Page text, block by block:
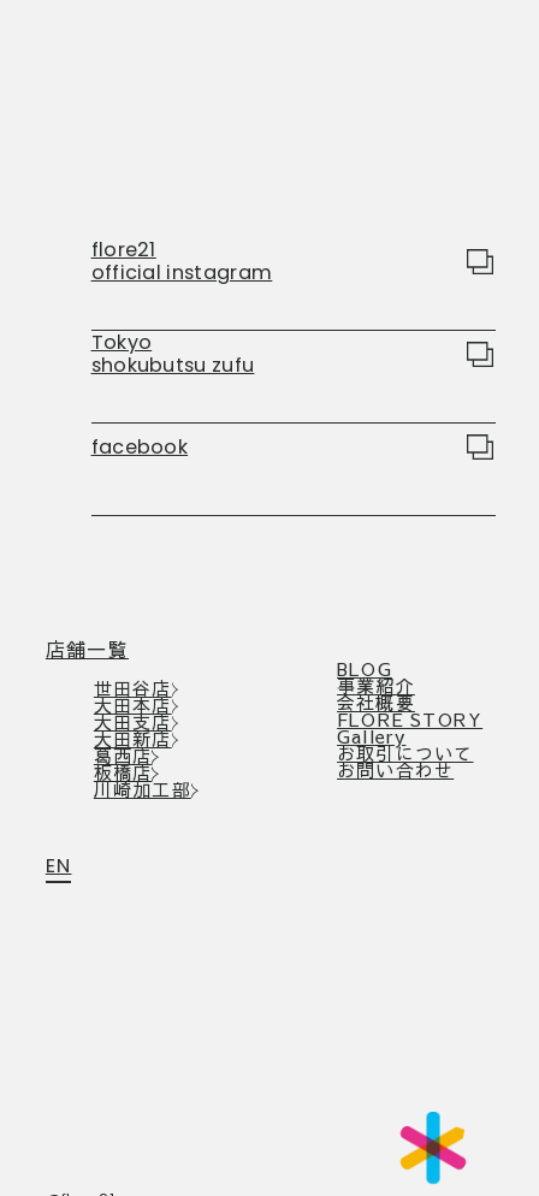
flore21
official instagram
Tokyo
shokubutsu zufu
facebook
店舗一覧
世田谷店
大田本店
大田支店
大田新店
葛西店
板橋店
川崎加工部
BLOG
事業紹介
会社概要
FLORE STORY
Gallery
お取引について
お問い合わせ
EN